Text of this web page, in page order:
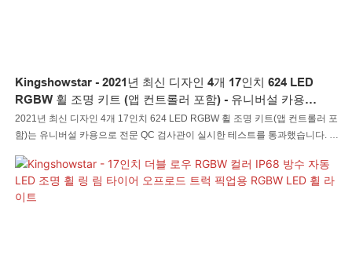
Kingshowstar - 2021년 최신 디자인 4개 17인치 624 LED
RGBW 휠 조명 키트 (앱 컨트롤러 포함) - 유니버설 카용
RGBW LED 휠 조명
2021년 최신 디자인 4개 17인치 624 LED RGBW 휠 조명 키트(앱 컨트롤러 포
함)는 유니버설 카용으로 전문 QC 검사관이 실시한 테스트를 통과했습니다. 신
LED 암석 조명 LED 채찍 조명 LED 휠 조명 LED 헤드라이트 LED 오토바이 조
명 LED 보트 조명 LED 와이어 커넥터 LED 컨트롤러는 안정적이면서도 강력
한 성능을 발휘합니다. 새롭게 독자적으로 개발된 수많은 장점들이 있어 많은